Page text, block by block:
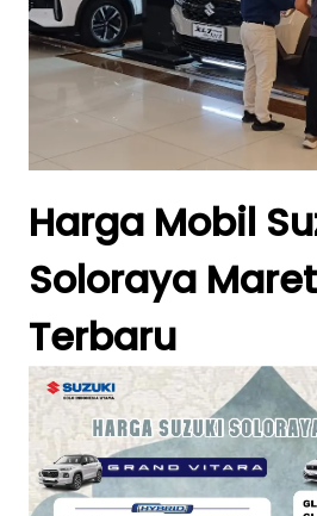
Harga Mobil
Soloraya
Terbaru